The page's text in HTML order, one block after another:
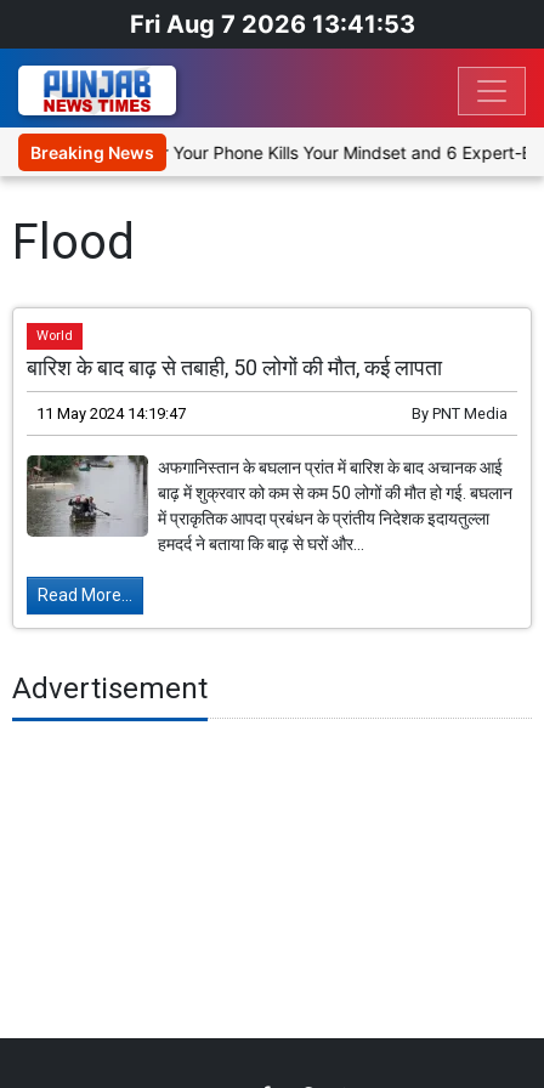
Fri Aug 7 2026 13:41:53
Breaking News
Why Reaching for Your Phone Kills Your Mindset and 6 Expert-
Flood
World
बारिश के बाद बाढ़ से तबाही, 50 लोगों की मौत, कई लापता
11 May 2024 14:19:47 By PNT Media
अफगानिस्तान के बघलान प्रांत में बारिश के बाद अचानक आई
बाढ़ में शुक्रवार को कम से कम 50 लोगों की मौत हो गई. बघलान
में प्राकृतिक आपदा प्रबंधन के प्रांतीय निदेशक इदायतुल्ला
हमदर्द ने बताया कि बाढ़ से घरों और...
Read More...
Advertisement